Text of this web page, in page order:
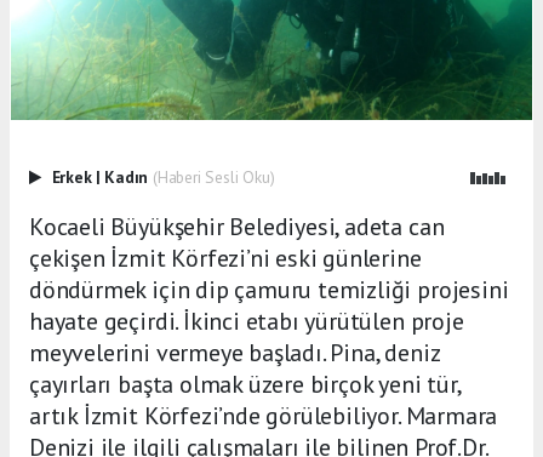
Erkek | Kadın (Haberi Sesli Oku)
Kocaeli Büyükşehir Belediyesi, adeta can
çekişen İzmit Körfezi’ni eski günlerine
döndürmek için dip çamuru temizliği projesini
hayate geçirdi. İkinci etabı yürütülen proje
meyvelerini vermeye başladı. Pina, deniz
çayırları başta olmak üzere birçok yeni tür,
artık İzmit Körfezi’nde görülebiliyor. Marmara
Denizi ile ilgili çalışmaları ile bilinen Prof.Dr.